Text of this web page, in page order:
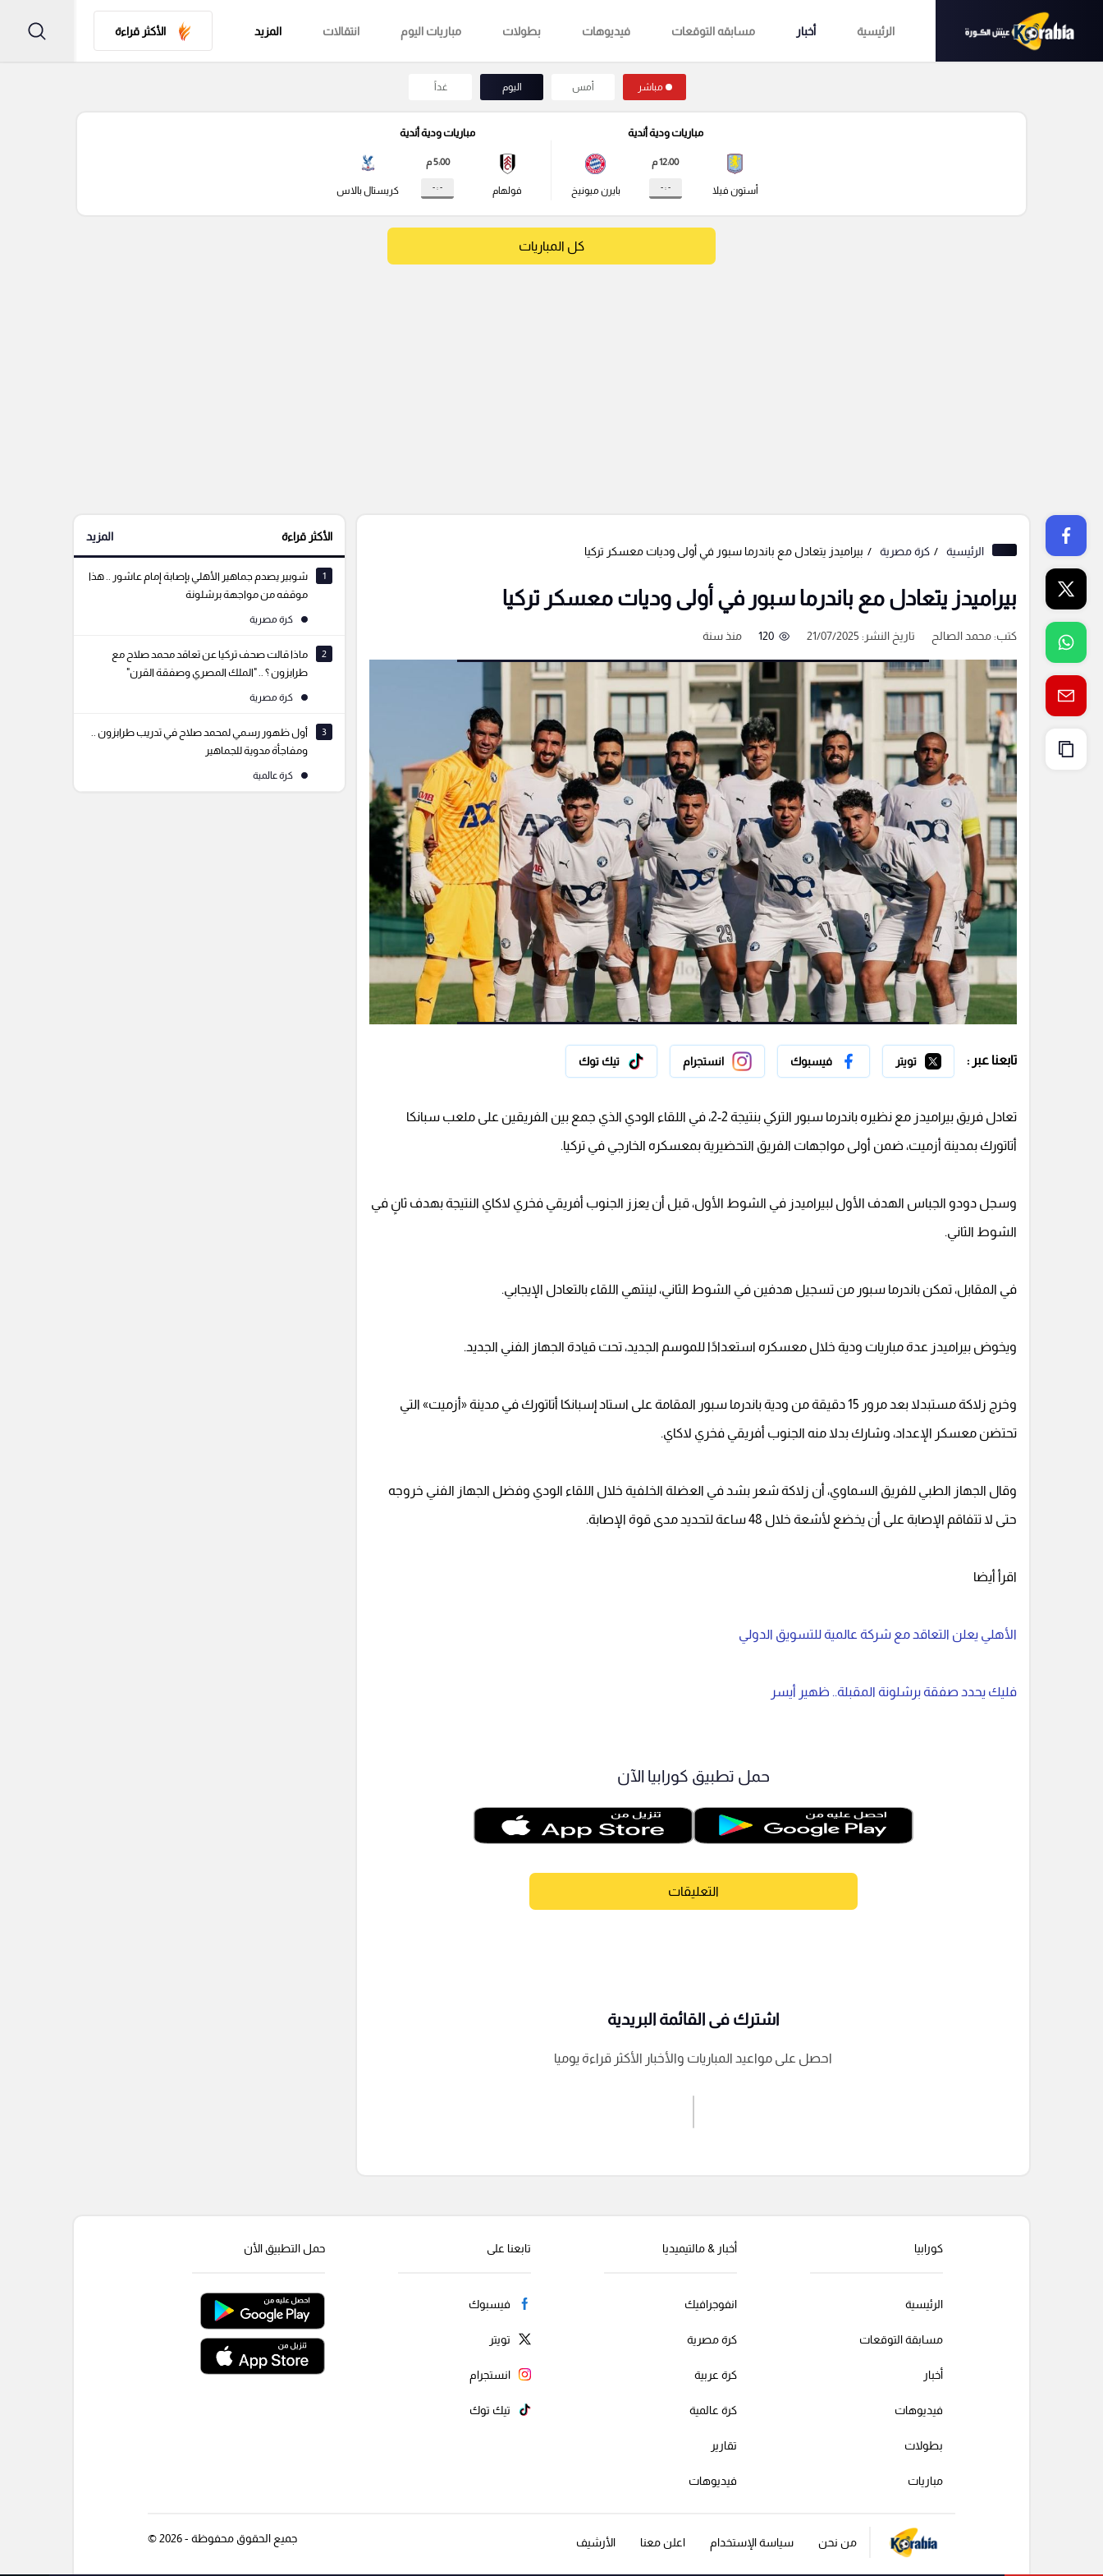
الرئيسية أخبار مسابقه التوقعات فيديوهات بطولات مباريات اليوم انتقالات المزيد الأكثر قراءة
مباشر أمس اليوم غداً
مباريات ودية أندية
أستون فيلا
12:00 م
- : - بايرن ميونيخ
مباريات ودية أندية
فولهام
5:00 م
- : - كريستال بالاس
كل المباريات
الرئيسية كرة مصرية بيراميدز يتعادل مع باندرما سبور في أولى وديات معسكر تركيا
بيراميدز يتعادل مع باندرما سبور في أولى وديات معسكر تركيا
كتب:محمد الصالح تاريخ النشر: 21/07/2025 120 منذ سنة
تابعنا عبر : تويتر فيسبوك انستجرام تيك توك
تعادل فريق بيراميدز مع نظيره باندرما سبور التركي بنتيجة 2-2، في اللقاء الودي الذي جمع بين الفريقين على ملعب سبانكا
أتاتورك بمدينة أزميت، ضمن أولى مواجهات الفريق التحضيرية بمعسكره الخارجي في تركيا.
وسجل دودو الجباس الهدف الأول لبيراميدز في الشوط الأول، قبل أن يعزز الجنوب أفريقي فخري لاكاي النتيجة بهدف ثانٍ في
الشوط الثاني.
في المقابل، تمكن باندرما سبور من تسجيل هدفين في الشوط الثاني، لينتهي اللقاء بالتعادل الإيجابي.
ويخوض بيراميدز عدة مباريات ودية خلال معسكره استعدادًا للموسم الجديد، تحت قيادة الجهاز الفني الجديد.
وخرج زلاكة مستبدلا بعد مرور 15 دقيقة من ودية باندرما سبور المقامة على استاد إسبانكا أتاتورك في مدينة «أزميت» التي
تحتضن معسكر الإعداد، وشارك بدلا منه الجنوب أفريقي فخري لاكاي.
وقال الجهاز الطبي للفريق السماوي، أن زلاكة شعر بشد في العضلة الخلفية خلال اللقاء الودي وفضل الجهاز الفني خروجه
حتى لا تتفاقم الإصابة على أن يخضع لأشعة خلال 48 ساعة لتحديد مدى قوة الإصابة.
اقرأ أيضا
الأهلي يعلن التعاقد مع شركة عالمية للتسويق الدولي
فليك يحدد صفقة برشلونة المقبلة.. ظهير أيسر
حمل تطبيق كورابيا الآن
التعليقات
إرسال تعليق
اشترك فى القائمة البريدية
احصل على مواعيد المباريات والأخبار الأكثر قراءة يوميا
الأكثر قراءة المزيد
1
شوبير يصدم جماهير الأهلي بإصابة إمام عاشور .. هذا
موقفه من مواجهة برشلونة
كرة مصرية
2
ماذا قالت صحف تركيا عن تعاقد محمد صلاح مع
طرابزون ؟ .. "الملك المصري وصفقة القرن"
كرة مصرية
3
أول ظهور رسمي لمحمد صلاح في تدريب طرابزون ..
ومفاجأة مدوية للجماهير
كرة عالمية
كورابيا
الرئيسية
مسابقة التوقعات
أخبار
فيديوهات
بطولات
مباريات
أخبار & مالتيميديا
انفوجرافيك
كرة مصرية
كرة عربية
كرة عالمية
تقارير
فيديوهات
تابعنا على
فيسبوك
تويتر
انستجرام
تيك توك
حمل التطبيق الأن
من نحن سياسة الإستخدام اعلن معنا الأرشيف جميع الحقوق محفوظة - 2026 ©